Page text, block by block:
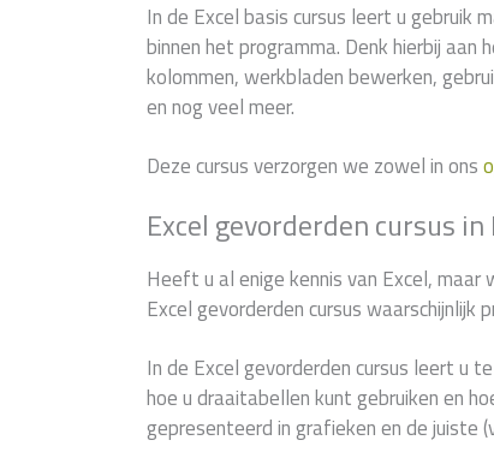
In de Excel basis cursus leert u gebruik
binnen het programma. Denk hierbij aan
kolommen, werkbladen bewerken,
en nog veel meer.
Deze cursus verzorgen we zowel in ons
Excel gevorderden cursus
Heeft u al enige kennis van Excel,
Excel gevorderden cursus waarschijnlijk
In de Excel gevorderden cursus leert u
hoe u draaitabellen kunt gebruiken en
gepresenteerd in grafieken en de juiste